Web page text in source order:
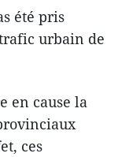
été pris
urbain de
en cause la
ces